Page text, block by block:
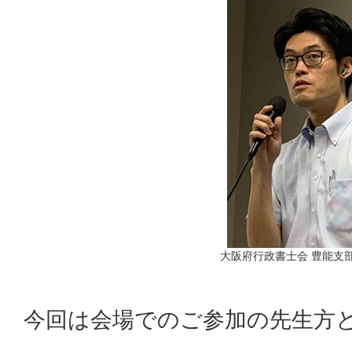
大阪府行政書士会 豊能支
今回は会場でのご参加の先生方